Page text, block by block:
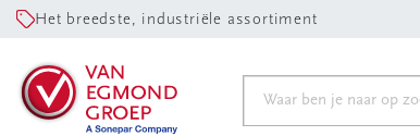
Het breedste, industriële assortiment